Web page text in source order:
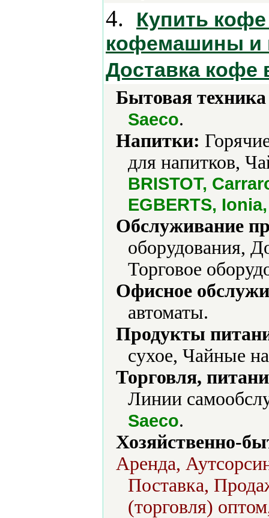
4.
Купить
кофемашины и
Доставка кофе
Бытовая
Saeco.
Напитки:
для напитков,
BRISTOT,
EGBERTS,
Обслуживание
оборудования,
Торговое
Офисное
автоматы.
Продукты
сухое, Чайные
Торговля,
Линии
Saeco.
Хозяйственно-
Аренда,
Поставка,
(торговля)